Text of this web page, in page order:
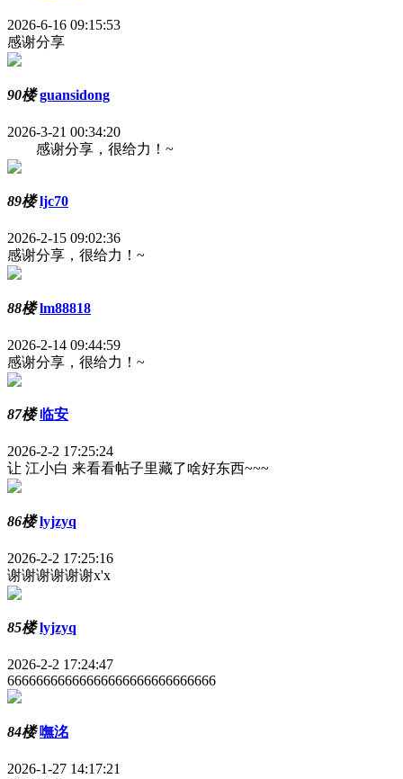
2026-6-16 09:15:53
感谢分享
90楼 guansidong
2026-3-21 00:34:20
感谢分享，很给力！~
89楼 ljc70
2026-2-15 09:02:36
感谢分享，很给力！~
88楼 lm88818
2026-2-14 09:44:59
感谢分享，很给力！~
87楼 临安
2026-2-2 17:25:24
让 江小白 来看看帖子里藏了啥好东西~~~
86楼 lyjzyq
2026-2-2 17:25:16
谢谢谢谢谢谢x'x
85楼 lyjzyq
2026-2-2 17:24:47
66666666666666666666666666666
84楼 嘸洺
2026-1-27 14:17:21